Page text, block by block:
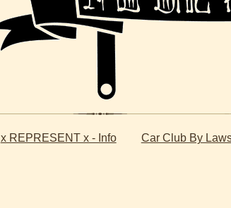
x REPRESENT x - Info Car Club By